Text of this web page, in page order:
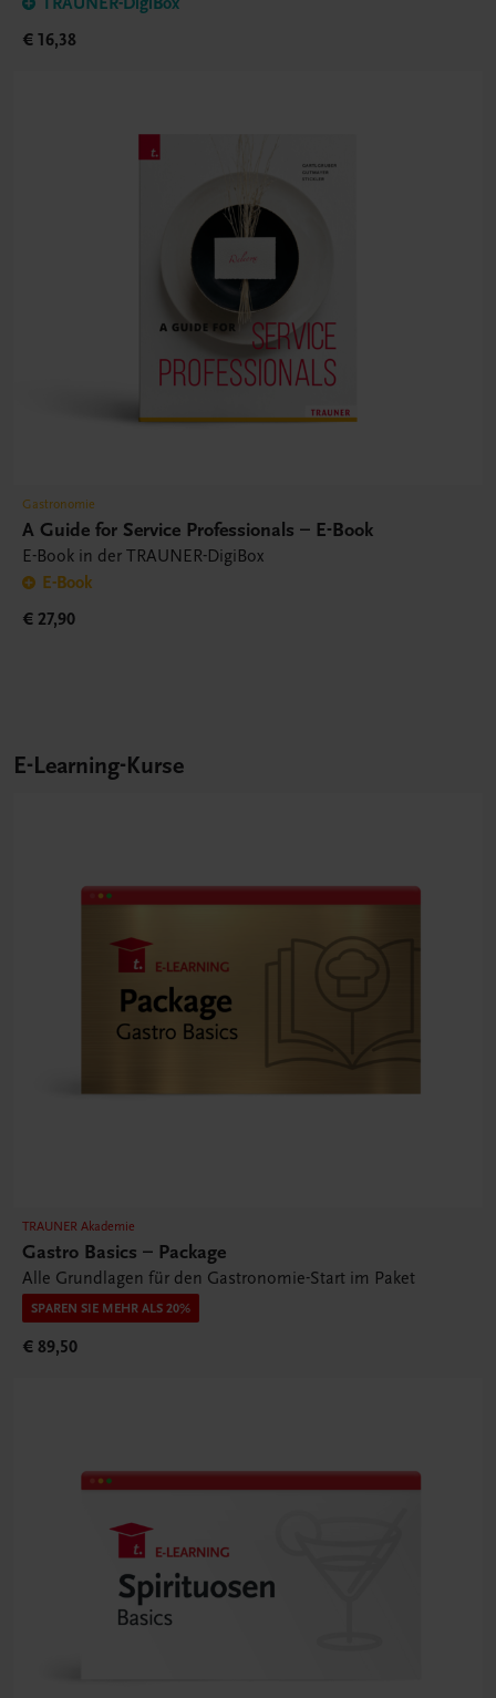
€ 16,38
Gastronomie
A Guide for Service Professionals – E-Book
E-Book in der TRAUNER-DigiBox
E-Book
€ 27,90
E-Learning-Kurse
TRAUNER Akademie
Gastro Basics – Package
Alle Grundlagen für den Gastronomie-Start im Paket
SPAREN SIE MEHR ALS 20%
€ 89,50